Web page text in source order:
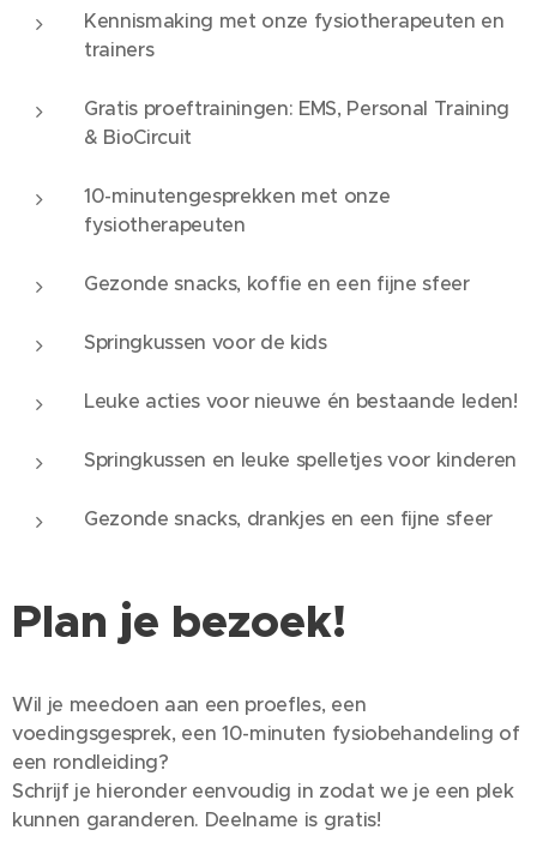
Kennismaking met onze fysiotherapeuten en
trainers
Gratis proeftrainingen: EMS, Personal Training
& BioCircuit
10-minutengesprekken met onze
fysiotherapeuten
Gezonde snacks, koffie en een fijne sfeer
Springkussen voor de kids
Leuke acties voor nieuwe én bestaande leden!
Springkussen en leuke spelletjes voor kinderen
Gezonde snacks, drankjes en een fijne sfeer
Plan je bezoek!
Wil je meedoen aan een proefles, een
voedingsgesprek, een 10-minuten fysiobehandeling of
een rondleiding?
Schrijf je hieronder eenvoudig in zodat we je een plek
kunnen garanderen. Deelname is gratis!